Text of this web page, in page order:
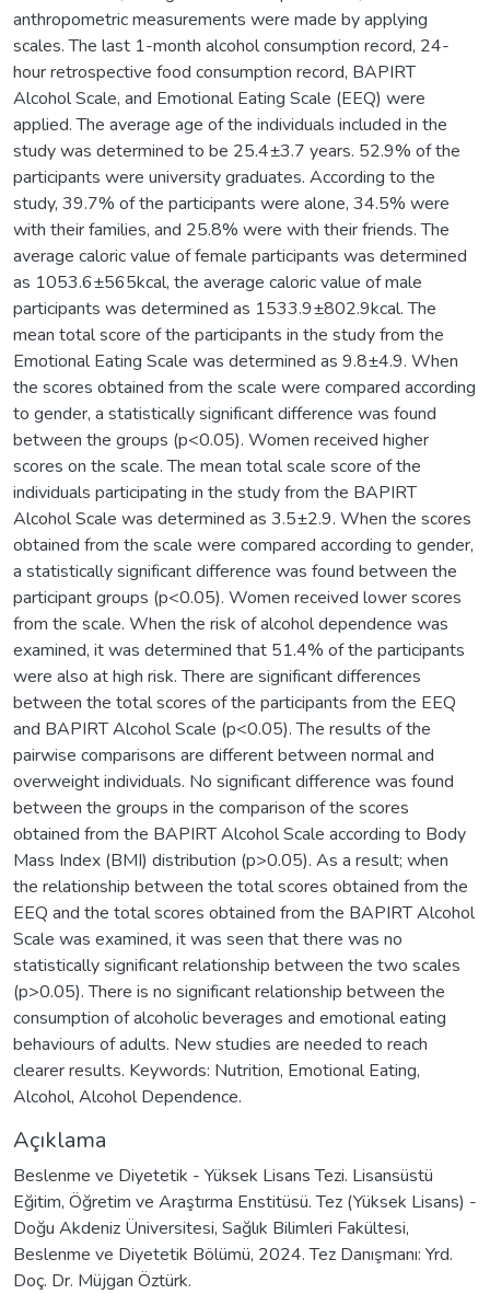
anthropometric measurements were made by applying
scales. The last 1-month alcohol consumption record, 24-
hour retrospective food consumption record, BAPIRT
Alcohol Scale, and Emotional Eating Scale (EEQ) were
applied. The average age of the individuals included in the
study was determined to be 25.4±3.7 years. 52.9% of the
participants were university graduates. According to the
study, 39.7% of the participants were alone, 34.5% were
with their families, and 25.8% were with their friends. The
average caloric value of female participants was determined
as 1053.6±565kcal, the average caloric value of male
participants was determined as 1533.9±802.9kcal. The
mean total score of the participants in the study from the
Emotional Eating Scale was determined as 9.8±4.9. When
the scores obtained from the scale were compared according
to gender, a statistically significant difference was found
between the groups (p<0.05). Women received higher
scores on the scale. The mean total scale score of the
individuals participating in the study from the BAPIRT
Alcohol Scale was determined as 3.5±2.9. When the scores
obtained from the scale were compared according to gender,
a statistically significant difference was found between the
participant groups (p<0.05). Women received lower scores
from the scale. When the risk of alcohol dependence was
examined, it was determined that 51.4% of the participants
were also at high risk. There are significant differences
between the total scores of the participants from the EEQ
and BAPIRT Alcohol Scale (p<0.05). The results of the
pairwise comparisons are different between normal and
overweight individuals. No significant difference was found
between the groups in the comparison of the scores
obtained from the BAPIRT Alcohol Scale according to Body
Mass Index (BMI) distribution (p>0.05). As a result; when
the relationship between the total scores obtained from the
EEQ and the total scores obtained from the BAPIRT Alcohol
Scale was examined, it was seen that there was no
statistically significant relationship between the two scales
(p>0.05). There is no significant relationship between the
consumption of alcoholic beverages and emotional eating
behaviours of adults. New studies are needed to reach
clearer results. Keywords: Nutrition, Emotional Eating,
Alcohol, Alcohol Dependence.
Açıklama
Beslenme ve Diyetetik - Yüksek Lisans Tezi. Lisansüstü
Eğitim, Öğretim ve Araştırma Enstitüsü. Tez (Yüksek Lisans) -
Doğu Akdeniz Üniversitesi, Sağlık Bilimleri Fakültesi,
Beslenme ve Diyetetik Bölümü, 2024. Tez Danışmanı: Yrd.
Doç. Dr. Müjgan Öztürk.